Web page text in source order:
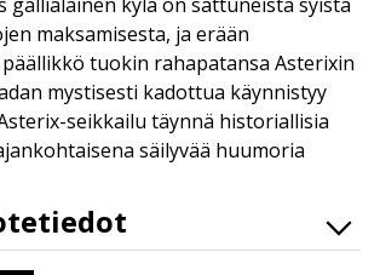
maksamisesta, ja erään
tuokin rahapatansa Asterixin
mystisesti kadottua käynnistyy
seikkailu täynnä historiallisia
säilyvää huumoria
9789523340008